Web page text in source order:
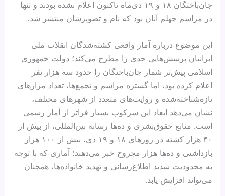
جان‌باختگان ۱۸ و ۱۹ دی‌ماه تاکنون اعلام نشده بودند و تنها
در مراسم چهلم آنان بود که نام و تصویرشان منتشر شد.
این موضوع درباره آمار واقعی کشته‌شدگان انقلاب ملی
ایرانیان پرسش‌هایی جدی را مطرح می‌کند؛ دولت جمهوری
اسلامی پیش‌تر شمار جان‌باختگان را حدود سه هزار نفر
اعلام کرده بود، اما گستره مراسم و تجمع‌ها، تعداد مزارهای
تازه‌شناخته‌شده و روایت‌های متعدد از شهرهای مختلف،
نشان می‌دهد ابعاد این سرکوب بسیار فراتر از آمار رسمی
است. منابع حقوق‌بشری و ده‌ها رسانه بین‌المللی، از بیش از
۴۰ هزار کشته در روزهای ۱۸ و ۱۹ دی، بیش از ۱۰۰ هزار
بازداشتی و ده‌ها هزار مجروح خبر می‌دهند؛ آماری که با توجه
به محدودیت شدید اطلاع‌رسانی و تهدید خانواده‌ها، همچنان
می‌تواند افزایش یابد.